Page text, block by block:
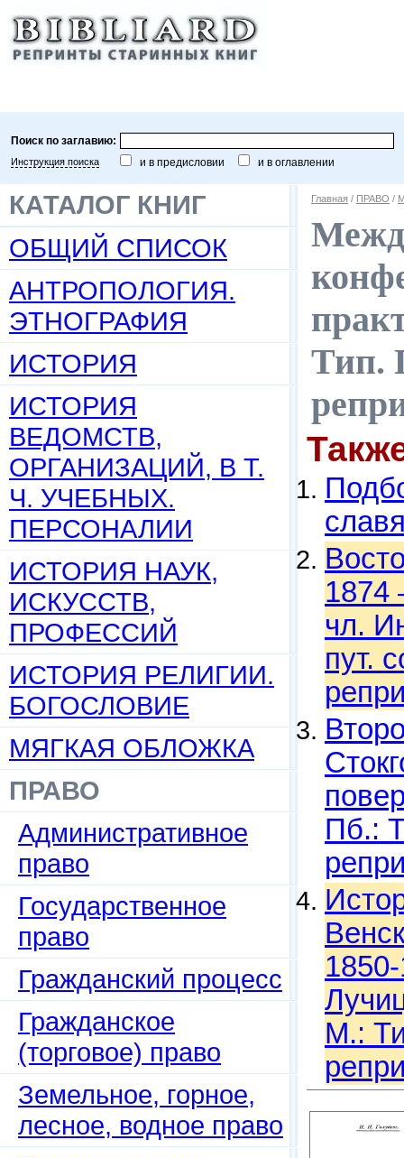
Поиск по заглавию:
Инструкция поиска и в предисловии и в оглавлении
КАТАЛОГ КНИГ
ОБЩИЙ СПИСОК
АНТРОПОЛОГИЯ.
ЭТНОГРАФИЯ
ИСТОРИЯ
ИСТОРИЯ
ВЕДОМСТВ,
ОРГАНИЗАЦИЙ, В Т.
Ч. УЧЕБНЫХ.
ПЕРСОНАЛИИ
ИСТОРИЯ НАУК,
ИСКУССТВ,
ПРОФЕССИЙ
ИСТОРИЯ РЕЛИГИИ.
БОГОСЛОВИЕ
МЯГКАЯ ОБЛОЖКА
ПРАВО
Административное
право
Государственное
право
Гражданский процесс
Гражданское
(торговое) право
Земельное, горное,
лесное, водное право
Главная / ПРАВО /
Тип.
1874
чл.
пут.
Пб.:
М.: